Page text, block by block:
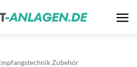
Zubehör